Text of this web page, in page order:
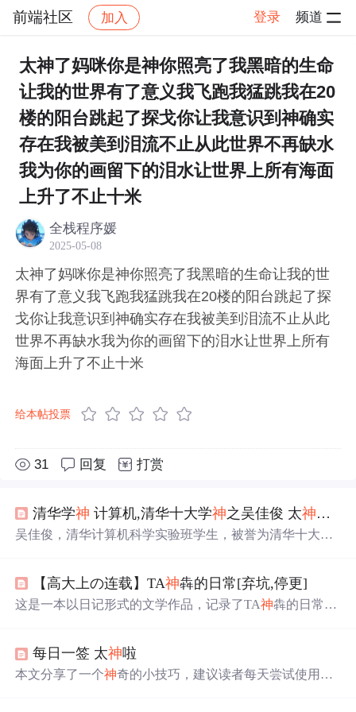
前端社区 加入 登录 频道
社区 前端社区 感慨 帖子详情
太神了妈咪你是神你照亮了我黑暗的生命
让我的世界有了意义我飞跑我猛跳我在20
楼的阳台跳起了探戈你让我意识到神确实
存在我被美到泪流不止从此世界不再缺水
我为你的画留下的泪水让世界上所有海面
上升了不止十米
全栈程序媛
2025-05-08
太神了妈咪你是神你照亮了我黑暗的生命让我的世
界有了意义我飞跑我猛跳我在20楼的阳台跳起了探
戈你让我意识到神确实存在我被美到泪流不止从此
世界不再缺水我为你的画留下的泪水让世界上所有
海面上升了不止十米
给本帖投票
31 回复 打赏
清华学神 计算机,清华十大学神之吴佳俊 太神了！
吴佳俊，清华计算机科学实验班学生，被誉为清华十大学
【高大上の连载】TA神犇的日常[弃坑,停更]
这是一本以日记形式的文学作品，记录了TA神犇的日常生
展示了神犇在编程竞赛中的卓越表现和团队合作精
品中包含了神犇使用A*爆搜解决问题、加强代码、参加百
每日一签 太神啦
本文分享了一个神奇的小技巧，建议读者每天尝试使用，